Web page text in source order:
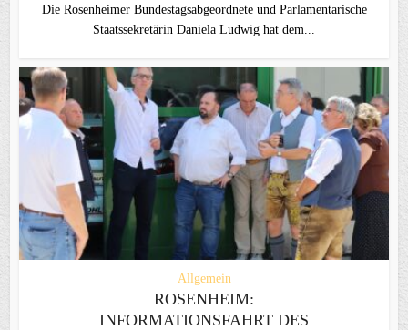
Die Rosenheimer Bundestagsabgeordnete und Parlamentarische
Staatssekretärin Daniela Ludwig hat dem...
Allgemein
ROSENHEIM:
INFORMATIONSFAHRT DES